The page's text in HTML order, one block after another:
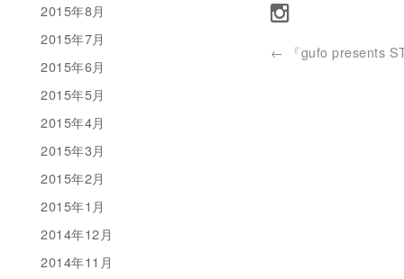
← 『gufo presents
2015年8月
2015年7月
2015年6月
2015年5月
2015年4月
2015年3月
2015年2月
2015年1月
2014年12月
2014年11月